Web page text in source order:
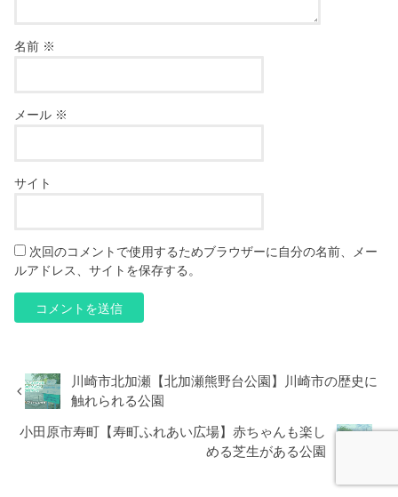
名前 ※
メール ※
サイト
次回のコメントで使用するためブラウザーに自分の名前、メー
ルアドレス、サイトを保存する。
川崎市北加瀬【北加瀬熊野台公園】川崎市の歴史に
触れられる公園
小田原市寿町【寿町ふれあい広場】赤ちゃんも楽し
める芝生がある公園